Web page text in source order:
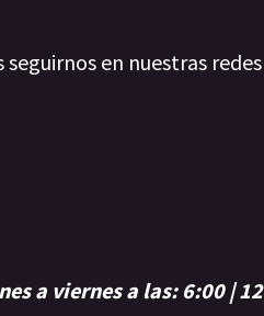
en nuestras
a viernes a las: 6:00 |